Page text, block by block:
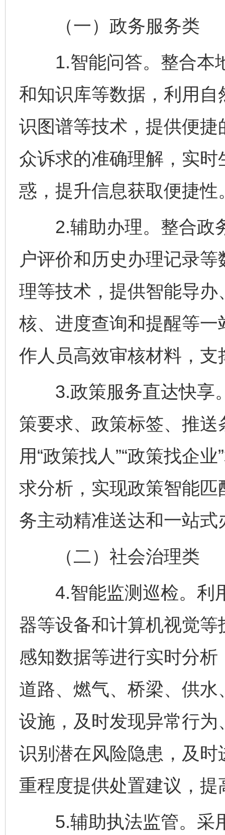
（一）政务服务类
1.智能问答。整合本
和知识库等数据，利用
识图谱等技术，提供便
众诉求的准确理解，实
惑，提升信息获取便捷性
2.辅助办理。整合政
户评价和历史办理记录
理等技术，提供智能导
核、进度查询和提醒等
作人员高效审核材料，
3.政策服务直达快享
策要求、政策标签、推
用“政策找人”“政策找企
求分析，实现政策智能
务主动精准送达和一站式
（二）社会治理类
4.智能监测巡检。利
器等设备和计算机视觉
感知数据等进行实时分
道路、燃气、桥梁、供
设施，及时发现异常行
识别潜在风险隐患，及
重程度提供处置建议，
5.辅助执法监管。采